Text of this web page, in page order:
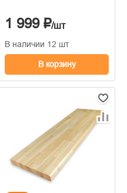
1 999 ₽/шт
В наличии 12 шт
В корзину